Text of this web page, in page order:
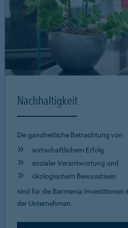
Nachhaltigkeit
Die ganzheitliche Betrachtung von
wirtschaftlichem Erfolg
sozialer Verantwortung und
ökologischem Bewusstsein
sind für die Barmenia Investitionen
der Unternehmen.